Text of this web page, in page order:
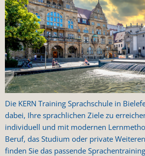
Die KERN Training Sprachschule in
dabei, Ihre sprachlichen Ziele zu
individuell und mit modernen
Beruf, das Studium oder private
finden Sie das passende